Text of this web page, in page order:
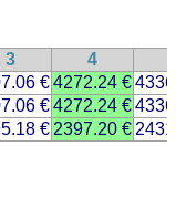
3 4
€4272.24 €
€4272.24 €
€ 2397.20 €